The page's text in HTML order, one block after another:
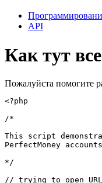
API
Как тут
Пожалуйста помогите
<?php
/*
This script
PerfectMoney
*/
// trying to open URL